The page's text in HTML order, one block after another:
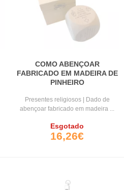
COMO ABENÇOAR
FABRICADO EM MADEIRA DE
PINHEIRO
Presentes religiosos | Dado de
abençoar fabricado em madeira ...
Esgotado
16,26€